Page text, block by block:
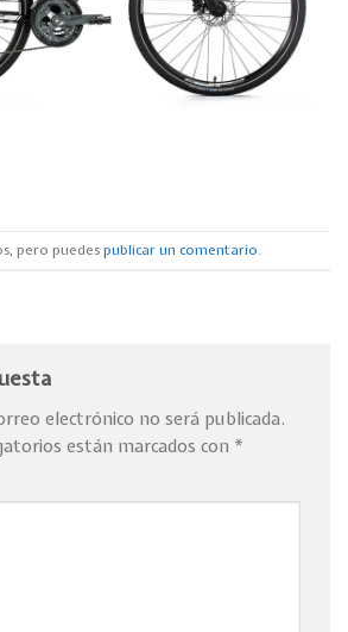
pero puedespublicar un comentario.
electrónico no será publicada.
están marcados con *